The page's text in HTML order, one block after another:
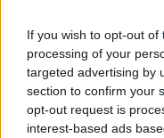
If you wish to opt-out
processing of your
targeted advertising by
section to confirm your
opt-out request is
interest-based ads
ΕΛΛΑΔΑ 09.01.2025